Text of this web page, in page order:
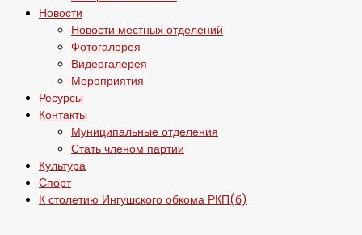
Новости
Новости местных отделений
Фотогалерея
Видеогалерея
Мероприятия
Ресурсы
Контакты
Муниципальные отделения
Стать членом партии
Культура
Спорт
К столетию Ингушского обкома РКП(б)